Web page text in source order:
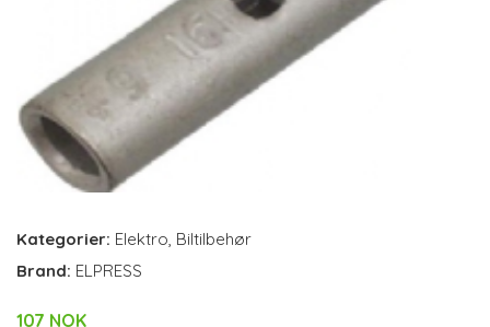
Kategorier: Elektro Biltilbehør
Brand: ELPRESS
107 NOK